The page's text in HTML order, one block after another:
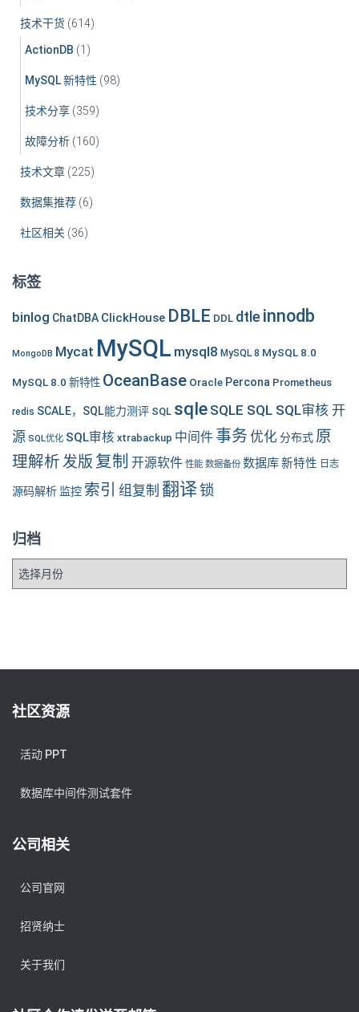
技术干货 (614)
ActionDB (1)
MySQL 新特性 (98)
技术分享 (359)
故障分析 (160)
技术文章 (225)
数据集推荐 (6)
社区相关 (36)
标签
binlog ChatDBA ClickHouse DBLE DDL dtleinnodb
MongoDB Mycat MySQL mysql8 MySQL 8 MySQL 8.0
MySQL 8.0 新特性 OceanBase Oracle Percona Prometheus
redis SCALE，SQL能力测评 SQL sqle SQLE SQL SQL审核 开
源 SQL优化 SQL审核 xtrabackup 中间件 事务 优化 分布式 原
理解析发版 复制 开源软件 性能 数据备份 数据库新特性 日志
源码解析 监控 索引 组复制 翻译锁
归档
归
社区资源
活动 PPT
数据库中间件测试套件
公司相关
公司官网
招贤纳士
关于我们